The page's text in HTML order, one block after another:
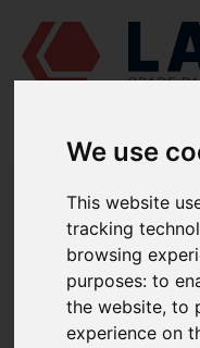
We use
This website
tracking
browsing
purposes:to
the website,to
experience on
DE ARRANQUE 832-12902
LAUDAT
NVD 48 A2U
CATEGORIA DE